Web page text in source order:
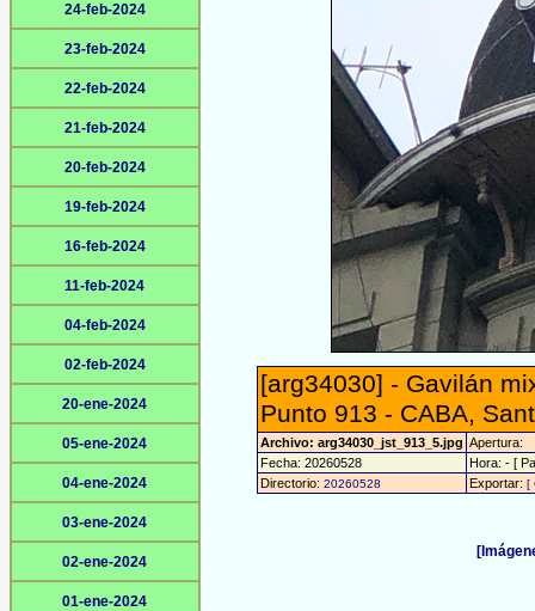
24-feb-2024
23-feb-2024
22-feb-2024
21-feb-2024
20-feb-2024
19-feb-2024
16-feb-2024
11-feb-2024
04-feb-2024
02-feb-2024
20-ene-2024
05-ene-2024
04-ene-2024
03-ene-2024
02-ene-2024
01-ene-2024
[arg34030] - Gavilán
Punto 913 - CABA,
Archivo: arg34030_jst_913_5.jpg Apertura:
Fecha: 20260528
Hora: - [
Directorio: 20260528 Exportar: [